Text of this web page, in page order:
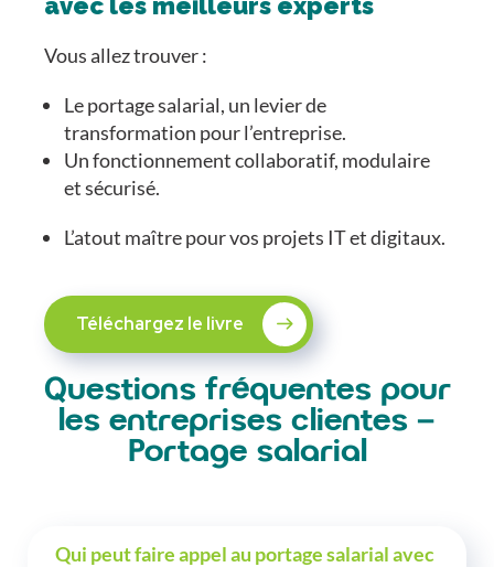
Vous allez trouver :
Le portage salarial, un levier de
transformation pour l’entreprise.
Un fonctionnement collaboratif, modulaire
et sécurisé.
L’atout maître pour vos projets IT et digitaux.
Téléchargez le livre
Questions fréquentes pour
les entreprises clientes –
Portage salarial
Qui peut faire appel au portage salarial avec